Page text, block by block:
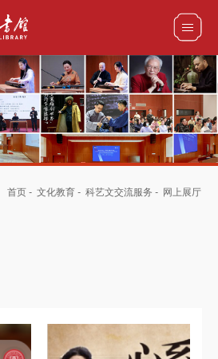
首页 - 文化教育 - 科艺文交流服务 - 网上展厅